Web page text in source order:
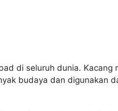
di seluruh dunia. Kacang
budaya dan digunakan